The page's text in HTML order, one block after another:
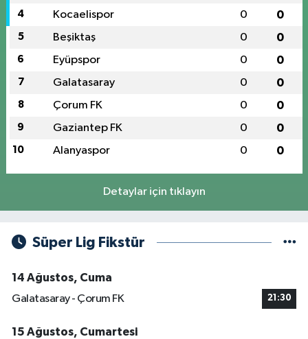
4 Kocaelispor 0 0
5 Beşiktaş 0 0
6 Eyüpspor 0 0
7 Galatasaray 0 0
8 Çorum FK 0 0
9 Gaziantep FK 0 0
10 Alanyaspor 0 0
Detaylar için tıklayın
Süper Lig Fikstür
14 Ağustos, Cuma
Galatasaray - Çorum FK
21:30
15 Ağustos, Cumartesi